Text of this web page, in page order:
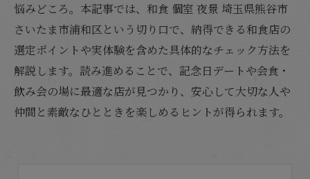
悩みどころ。本記事では、和食 個室 夜景 埼玉県熊谷市
さいたま市浦和区という切り口で、納得できる和食店の
選定ポイントや実体験を含めた具体的なチェック方法を
解説します。読み進めることで、記念日デートや会食・
飲み会の場に最適な店が見つかり、安心して大切な人や
仲間と素敵なひとときを楽しめるヒントが得られます。